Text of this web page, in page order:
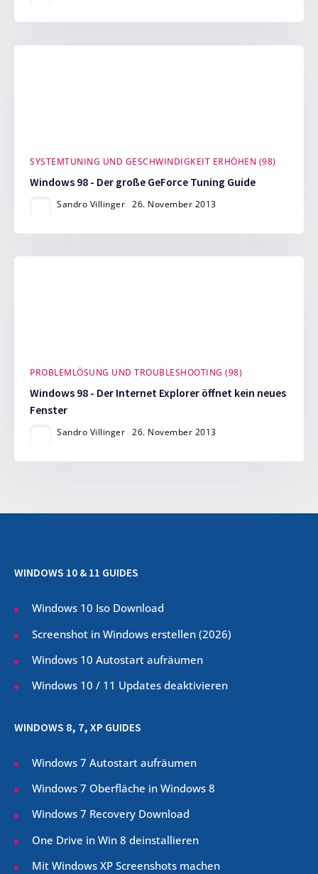
SYSTEMTUNING UND GESCHWINDIGKEIT ERHÖHEN (98)
Windows 98 - Der große GeForce Tuning Guide
Sandro Villinger 26. November 2013
PROBLEMLÖSUNG UND TROUBLESHOOTING (98)
Windows 98 - Der Internet Explorer öffnet kein neues
Fenster
Sandro Villinger 26. November 2013
WINDOWS 10 & 11 GUIDES
Windows 10 Iso Download
Screenshot in Windows erstellen (2026)
Windows 10 Autostart aufräumen
Windows 10 / 11 Updates deaktivieren
WINDOWS 8, 7, XP GUIDES
Windows 7 Autostart aufräumen
Windows 7 Oberfläche in Windows 8
Windows 7 Recovery Download
One Drive in Win 8 deinstallieren
Mit Windows XP Screenshots machen